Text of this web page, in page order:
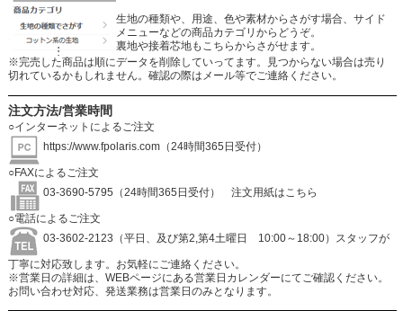
生地の種類や、用途、色や素材からさがす場合、サイド
メニューなどの商品カテゴリからどうぞ。
裏地や接着芯地もこちらからさがせます。
※完売した商品は順にデータを削除していってます。見つからない場合は売り
切れているかもしれません。確認の際はメール等でご連絡ください。
注文方法/営業時間
○インターネットによるご注文
https://www.fpolaris.com（24時間365日受付）
○FAXによるご注文
03-3690-5795（24時間365日受付）
注文用紙はこちら
○電話によるご注文
03-3602-2123（平日、及び第2,第4土曜日 10:00～18:00）スタッフが
丁寧に対応致します。お気軽にご連絡ください。
※営業日の詳細は、WEBページにある営業日カレンダーにてご確認ください。
お問い合わせ対応、発送業務は営業日のみとなります。